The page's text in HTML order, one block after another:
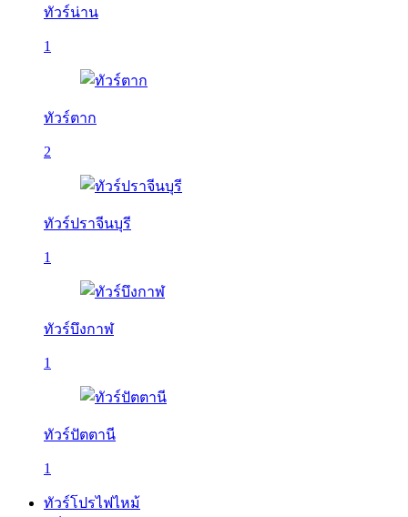
ทัวร์น่าน
1
ทัวร์ตาก
2
ทัวร์ปราจีนบุรี
1
ทัวร์บึงกาฬ
1
ทัวร์ปัตตานี
1
ทัวร์โปรไฟไหม้